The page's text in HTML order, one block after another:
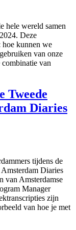
hele wereld samen
Deze
hoe kunnen we
van onze
van
Tweede
Diaries
tijdens de
Diaries
van Amsterdamse
Manager
zijn
van hoe je met